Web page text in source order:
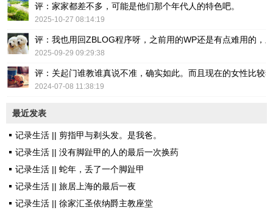
评：家家都差不多，可能是他们那个年代人的特色吧。
2025-10-27 08:14:19
评：我也用回ZBLOG程序呀，之前用的WP还是有点难用的，
2025-09-29 09:29:38
评：关起门谁教谁真说不准，确实如此。而且现在的女性比较
2024-07-08 11:38:19
最近发表
记录生活 || 剪指甲与剃头发。是我爸。
记录生活 || 没有脚趾甲的人的最后一次换药
记录生活 || 蛇年，丢了一个脚趾甲
记录生活 || 旅居上海的最后一夜
记录生活 || 徐家汇圣依纳爵主教座堂